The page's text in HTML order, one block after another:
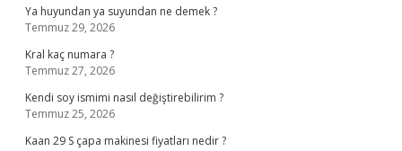
Ya huyundan ya suyundan ne demek ?
Temmuz 29, 2026
Kral kaç numara ?
Temmuz 27, 2026
Kendi soy ismimi nasıl değiştirebilirim ?
Temmuz 25, 2026
Kaan 29 S çapa makinesi fiyatları nedir ?